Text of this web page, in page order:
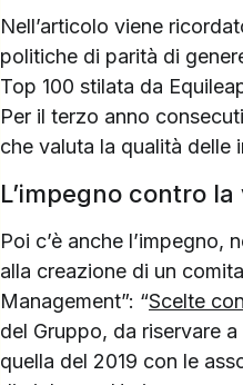
Nell’articolo viene
politiche di parità di
Top 100 stilata da
Per il terzo anno
che valuta la qualità delle
L’impegno contro
Poi c’è anche
alla creazione di un
Management”: “Scelte
del Gruppo, da riservare
quella del 2019 con le